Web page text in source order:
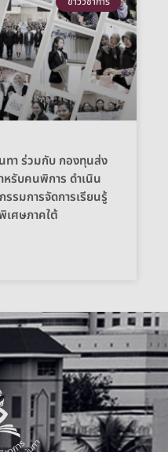
ทา ร่วมกับ กองทุนส่ง
รับคนพิการ ดำเนิน
รมการจัดการเรียนรู้
เศษภาคใต้